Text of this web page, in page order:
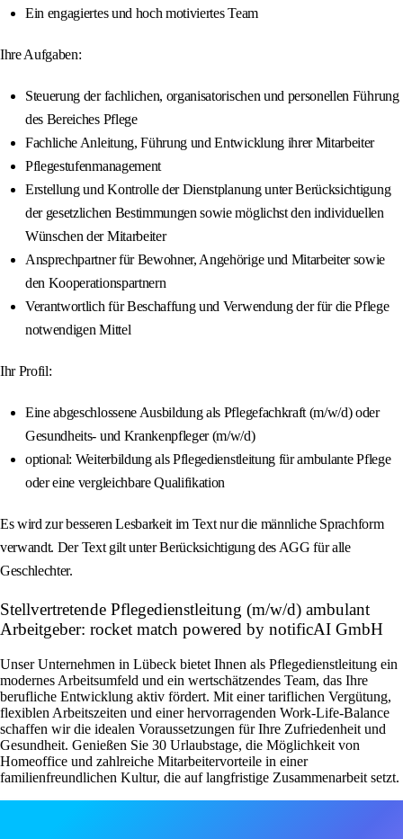
Ein engagiertes und hoch motiviertes Team
Ihre Aufgaben:
Steuerung der fachlichen, organisatorischen und personellen Führung
des Bereiches Pflege
Fachliche Anleitung, Führung und Entwicklung ihrer Mitarbeiter
Pflegestufenmanagement
Erstellung und Kontrolle der Dienstplanung unter Berücksichtigung
der gesetzlichen Bestimmungen sowie möglichst den individuellen
Wünschen der Mitarbeiter
Ansprechpartner für Bewohner, Angehörige und Mitarbeiter sowie
den Kooperationspartnern
Verantwortlich für Beschaffung und Verwendung der für die Pflege
notwendigen Mittel
Ihr Profil:
Eine abgeschlossene Ausbildung als Pflegefachkraft (m/w/d) oder
Gesundheits- und Krankenpfleger (m/w/d)
optional: Weiterbildung als Pflegedienstleitung für ambulante Pflege
oder eine vergleichbare Qualifikation
Es wird zur besseren Lesbarkeit im Text nur die männliche Sprachform
verwandt. Der Text gilt unter Berücksichtigung des AGG für alle
Geschlechter.
Stellvertretende Pflegedienstleitung (m/w/d) ambulant
Arbeitgeber: rocket match powered by notificAI GmbH
Unser Unternehmen in Lübeck bietet Ihnen als Pflegedienstleitung ein
modernes Arbeitsumfeld und ein wertschätzendes Team, das Ihre
berufliche Entwicklung aktiv fördert. Mit einer tariflichen Vergütung,
flexiblen Arbeitszeiten und einer hervorragenden Work-Life-Balance
schaffen wir die idealen Voraussetzungen für Ihre Zufriedenheit und
Gesundheit. Genießen Sie 30 Urlaubstage, die Möglichkeit von
Homeoffice und zahlreiche Mitarbeitervorteile in einer
familienfreundlichen Kultur, die auf langfristige Zusammenarbeit setzt.